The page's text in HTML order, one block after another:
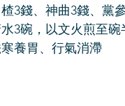
3錢、神曲3錢、黨
3碗，以文火煎至碗
養胃、行氣消滯